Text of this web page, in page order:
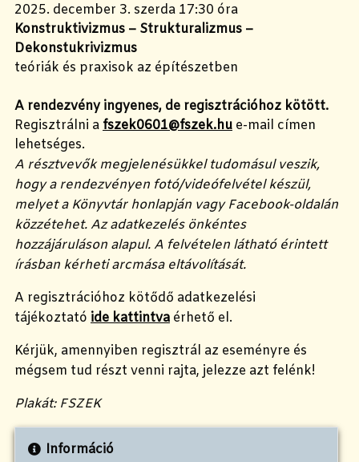
2025. december 3. szerda 17:30 óra
Konstruktivizmus – Strukturalizmus –
Dekonstukrivizmus
teóriák és praxisok az építészetben
A rendezvény ingyenes, de regisztrációhoz kötött.
Regisztrálni a fszek0601@fszek.hu e-mail címen
lehetséges.
A résztvevők megjelenésükkel tudomásul veszik,
hogy a rendezvényen fotó/videófelvétel készül,
melyet a Könyvtár honlapján vagy Facebook-oldalán
közzétehet. Az adatkezelés önkéntes
hozzájáruláson alapul. A felvételen látható érintett
írásban kérheti arcmása eltávolítását.
A regisztrációhoz kötődő adatkezelési
tájékoztató ide kattintva érhető el.
Kérjük, amennyiben regisztrál az eseményre és
mégsem tud részt venni rajta, jelezze azt felénk!
Plakát: FSZEK
Információ